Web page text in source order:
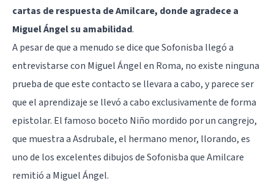
cartas de respuesta de Amilcare, donde agradece a
Miguel Ángel su amabilidad.
A pesar de que a menudo se dice que Sofonisba llegó a
entrevistarse con Miguel Ángel en Roma, no existe ninguna
prueba de que este contacto se llevara a cabo, y parece ser
que el aprendizaje se llevó a cabo exclusivamente de forma
epistolar. El famoso boceto Niño mordido por un cangrejo,
que muestra a Asdrubale, el hermano menor, llorando, es
uno de los excelentes dibujos de Sofonisba que Amilcare
remitió a Miguel Ángel.